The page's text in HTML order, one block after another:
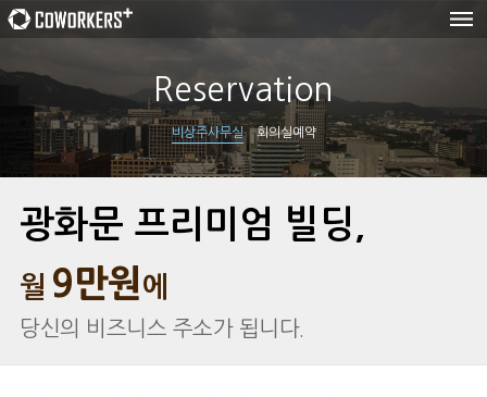
사무실
회의실
예약
ENGLISH / CHINESE
Reservation
비상주사무실 회의실예약
광화문 프리미엄 빌딩,
월 9만원에
당신의 비즈니스 주소가 됩니다.